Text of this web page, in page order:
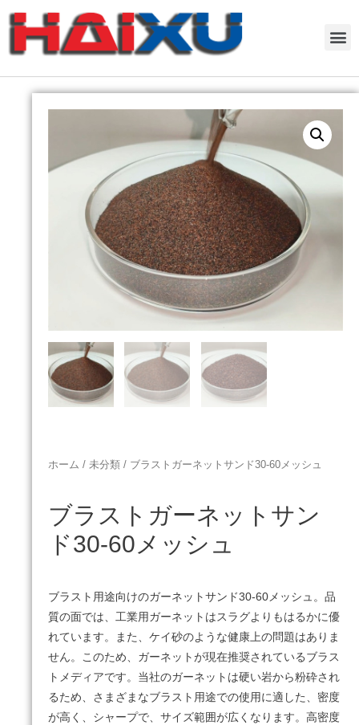
ホーム / 未分類 / ブラストガーネットサンド30-60メッシュ
ブラストガーネットサン
ド30-60メッシュ
ブラスト用途向けのガーネットサンド30-60メッシュ。 品
質の面では、工業用ガーネットはスラグよりもはるかに優
れています。
また、ケイ砂のような健康上の問題はありま
せん。 このため、ガーネットが現在推奨されているブラス
トメディアです。 当社のガーネットは硬い岩から粉砕され
るため、さまざまなブラスト用途での使用に適した、密度
が高く、シャープで、サイズ範囲が広くなります。 高密度